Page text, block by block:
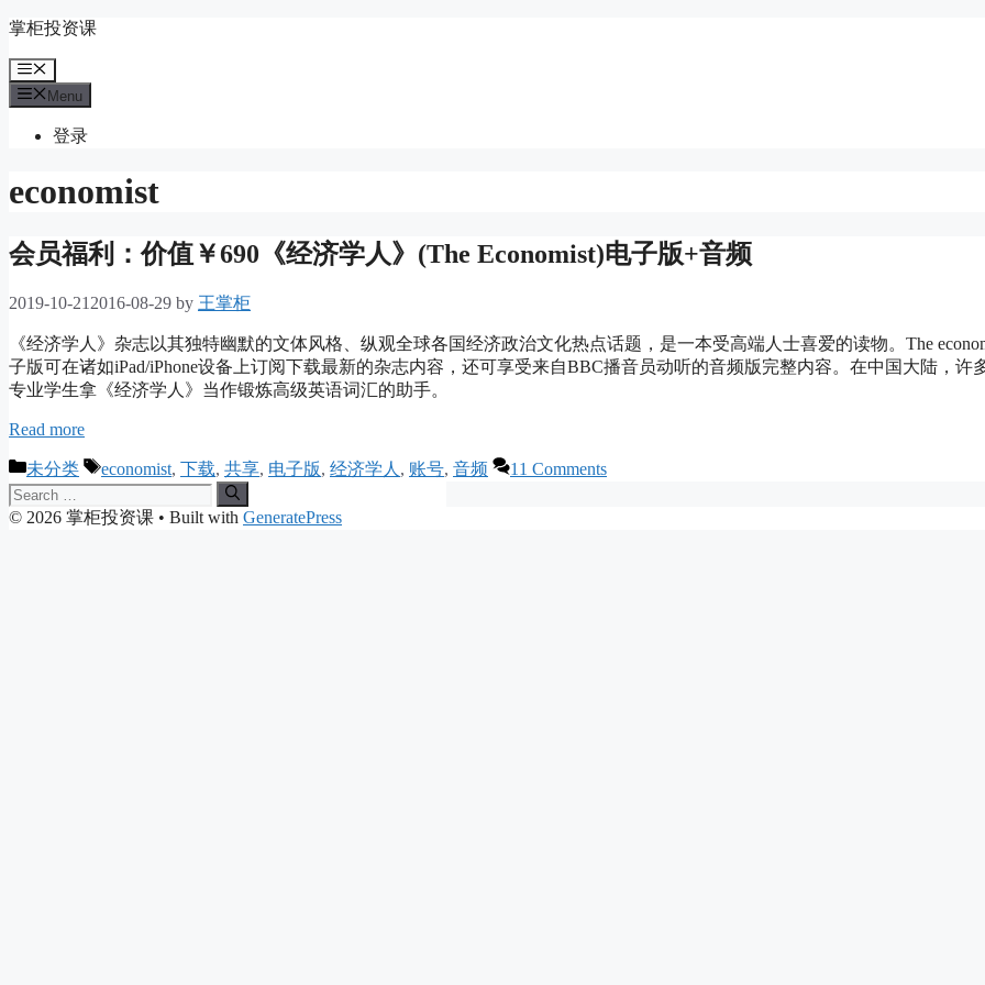
Skip
content
掌柜投资课
Menu
Menu
登录
economist
会员福利：价值￥690《经济学人》(The Economist)电子版+音频
2019-10-212016-08-29 by 王掌柜
《经济学人》杂志以其独特幽默的文体风格、纵观全球各国经济政治文化热点话题，是一本受高端人士喜爱的读物。The
子版可在诸如iPad/iPhone设备上订阅下载最新的杂志内容，还可享受来自BBC播音员动听的音频版完整内容。在中国大陆，许
专业学生拿《经济学人》当作锻炼高级英语词汇的助手。
Read more
Categories
未分类 Tags
economist, 下载, 共享, 电子版, 经济学人, 账号, 音频
11 Comments
Search
for:
© 2026 掌柜投资课 • Built with GeneratePress